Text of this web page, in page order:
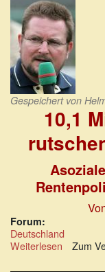
für
Rentner?
Gespeichert von
10,1
Forum:
Deutschland
Weiterlesen über
Zum